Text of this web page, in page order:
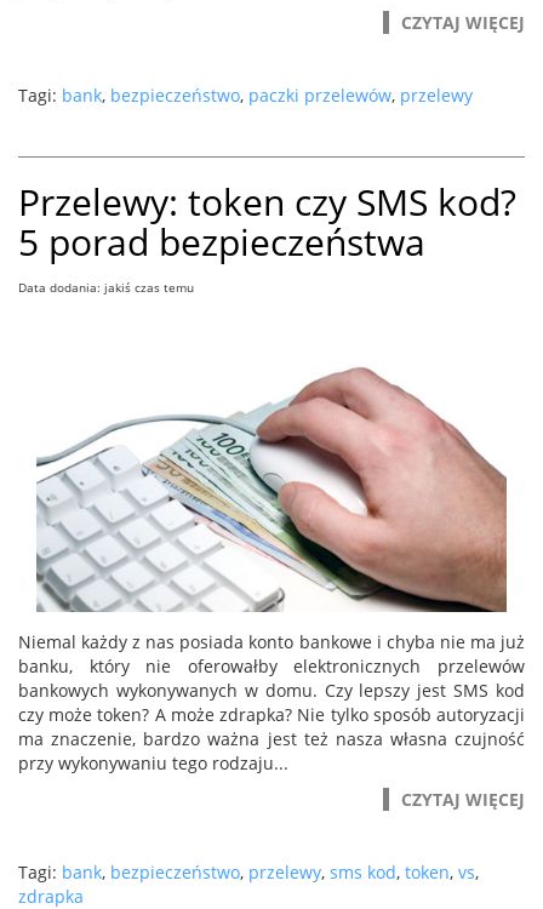
CZYTAJ WIĘCEJ
Tagi: bank, bezpieczeństwo, paczki przelewów, przelewy
Przelewy: token czy SMS kod?
5 porad bezpieczeństwa
Data dodania: jakiś czas temu
Niemal każdy z nas posiada konto bankowe i chyba nie ma już
banku, który nie oferowałby elektronicznych przelewów
bankowych wykonywanych w domu. Czy lepszy jest SMS kod
czy może token? A może zdrapka? Nie tylko sposób autoryzacji
ma znaczenie, bardzo ważna jest też nasza własna czujność
przy wykonywaniu tego rodzaju...
CZYTAJ WIĘCEJ
Tagi: bank, bezpieczeństwo, przelewy, sms kod, token, vs,
zdrapka